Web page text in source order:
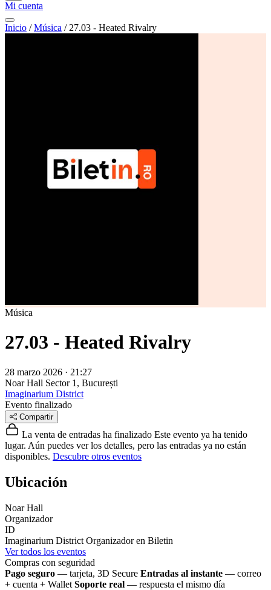
Mi cuenta
Inicio / Música / 27.03 - Heated Rivalry
Música
27.03 - Heated Rivalry
28 marzo 2026 · 21:27
Noar Hall Sector 1, București
Imaginarium District
Evento finalizado
Compartir
La venta de entradas ha finalizado Este evento ya ha tenido
lugar. Aún puedes ver los detalles, pero las entradas ya no están
disponibles. Descubre otros eventos
Ubicación
Noar Hall
Organizador
ID
Imaginarium District Organizador en Biletin
Ver todos los eventos
Compras con seguridad
Pago seguro — tarjeta, 3D Secure Entradas al instante — correo
+ cuenta + Wallet Soporte real — respuesta el mismo día